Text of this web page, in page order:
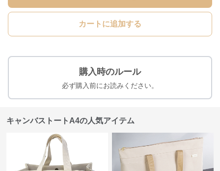
カートに追加する
購入時のルール
必ず購入前にお読みください。
キャンバストートA4の人気アイテム